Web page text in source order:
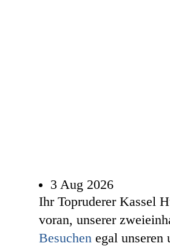
3 Aug 2026
Ihr Topruderer Kassel
voran, unserer
Besuchen egal unseren